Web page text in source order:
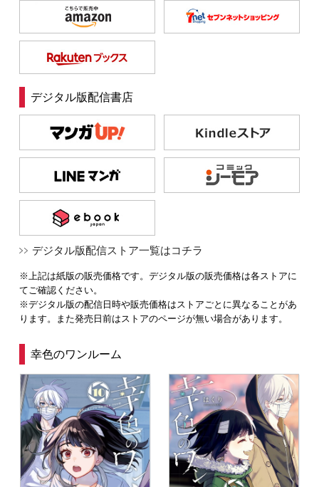
デジタル版配信書店
デジタル版配信ストア一覧はコチラ
※上記は紙版の販売価格です。デジタル版の販売価格は各ストアに
てご確認ください。
※デジタル版の配信日時や販売価格はストアごとに異なることがあ
ります。また発売日前はストアのページが無い場合があります。
幸色のワンルーム